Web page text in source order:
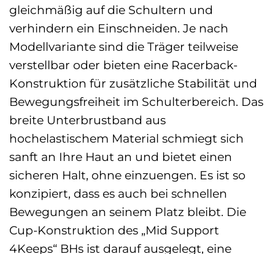
gleichmäßig auf die Schultern und
verhindern ein Einschneiden. Je nach
Modellvariante sind die Träger teilweise
verstellbar oder bieten eine Racerback-
Konstruktion für zusätzliche Stabilität und
Bewegungsfreiheit im Schulterbereich. Das
breite Unterbrustband aus
hochelastischem Material schmiegt sich
sanft an Ihre Haut an und bietet einen
sicheren Halt, ohne einzuengen. Es ist so
konzipiert, dass es auch bei schnellen
Bewegungen an seinem Platz bleibt. Die
Cup-Konstruktion des „Mid Support
4Keeps“ BHs ist darauf ausgelegt, eine